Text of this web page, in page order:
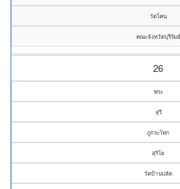
วัดโคน
คณะจังหวัดบุรีรัมย์
26
พระ
สุรี
ภูกระโทก
สุริโย
วัดบ้านปลัด